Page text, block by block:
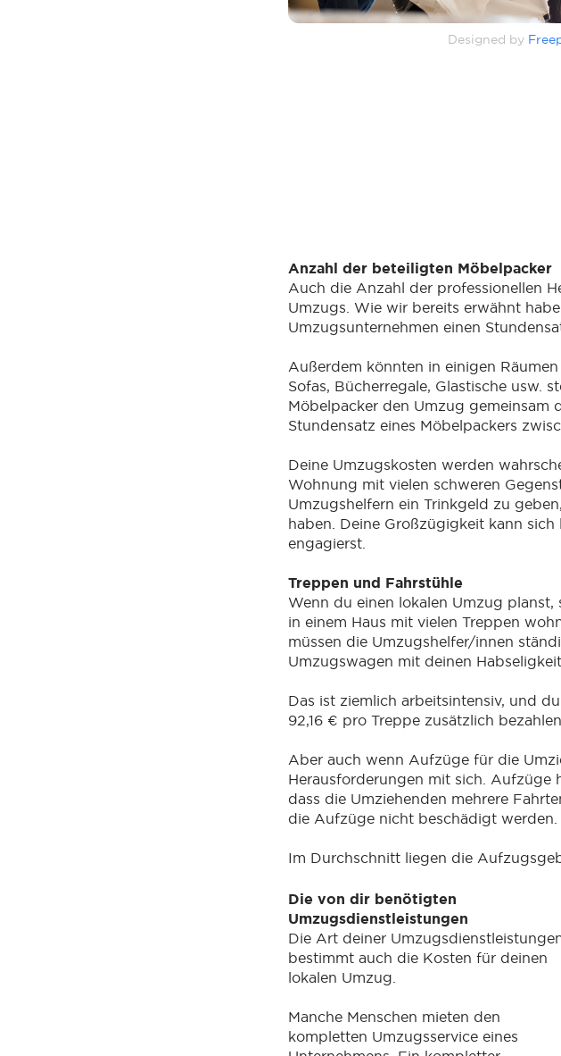
Designed by
Anzahl der beteiligten Möbelpacker
Auch die Anzahl der professionellen
Umzugs. Wie wir bereits erwähnt
Umzugsunternehmen einen
Außerdem könnten in einigen
Sofas, Bücherregale, Glastische usw.
Möbelpacker den Umzug
Stundensatz eines Möbelpackers
Deine Umzugskosten werden
Wohnung mit vielen schweren
Umzugshelfern ein Trinkgeld zu
haben. Deine Großzügigkeit kann
engagierst.
Treppen und Fahrstühle
Wenn du einen lokalen Umzug
in einem Haus mit vielen Treppen
müssen die Umzugshelfer/innen
Umzugswagen mit deinen
Das ist ziemlich arbeitsintensiv, und
92,16 € pro Treppe zusätzlich bezahlen.
Aber auch wenn Aufzüge für die
Herausforderungen mit sich. Aufzüge
dass die Umziehenden mehrere
die Aufzüge nicht beschädigt werden.
Im Durchschnitt liegen die
Die von dir benötigten
Umzugsdienstleistungen
Die Art deiner
bestimmt auch die Kosten für deinen
lokalen Umzug.
Manche Menschen mieten den
kompletten Umzugsservice eines